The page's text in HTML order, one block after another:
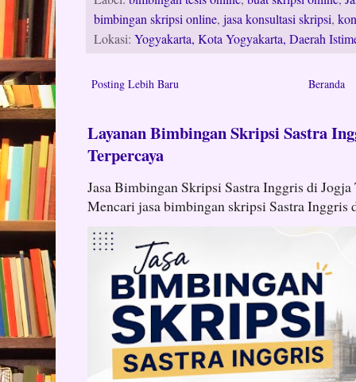
bimbingan skripsi online, jasa konsultasi skripsi,
Lokasi: Yogyakarta, Kota Yogyakarta, Daerah
Posting Lebih Baru Beranda
Layanan Bimbingan Skripsi Sastra
Terpercaya
Jasa Bimbingan Skripsi Sastra Inggris di Jogja
Mencari jasa bimbingan skripsi Sastra Inggris